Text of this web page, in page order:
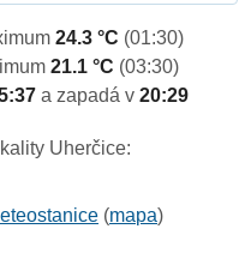
24.3 °C (01:30)
21.1 °C (03:30)
a zapadá v20:29
Uherčice:
(mapa)